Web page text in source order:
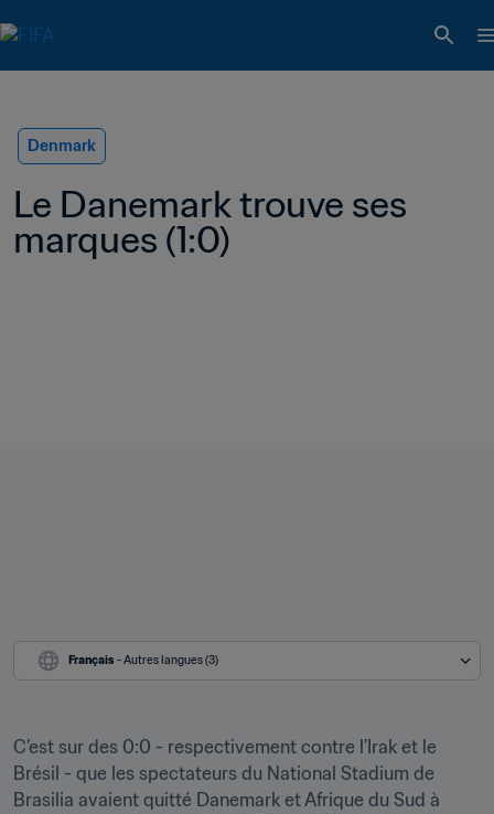
Denmark
Le Danemark trouve ses
marques (1:0)
Français - Autres langues (3)
C’est sur des 0:0 - respectivement contre l’Irak et le
Brésil - que les spectateurs du National Stadium de
Brasilia avaient quitté Danemark et Afrique du Sud à